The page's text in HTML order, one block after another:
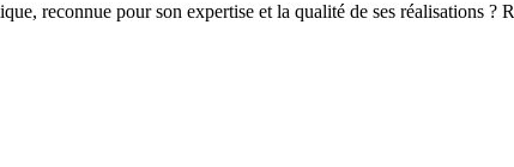
reconnue pour son expertise et la qualité de ses réalisations ?